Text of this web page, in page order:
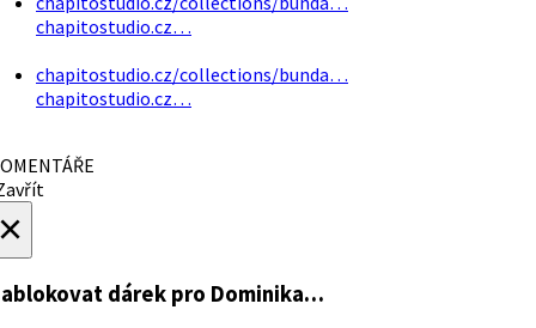
chapitostudio.cz…
chapitostudio.cz/collections/bunda…
chapitostudio.cz…
dárek pro Dominika…